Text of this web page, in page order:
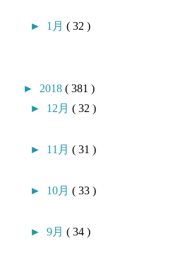
► 1月( 32 )
► 2018( 381 )
► 12月( 32 )
► 11月( 31 )
► 10月( 33 )
►9月( 34 )